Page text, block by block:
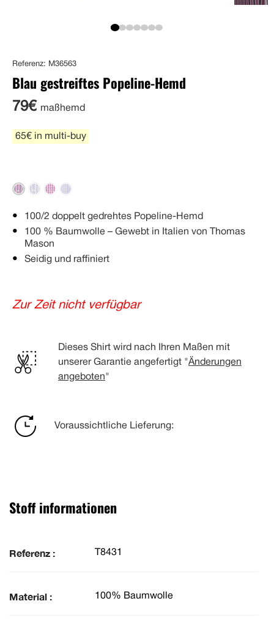
Referenz: M36563
Blau gestreiftes Popeline-Hemd
79€ maßhemd
65€ in multi-buy
100/2 doppelt gedrehtes Popeline-Hemd
100 % Baumwolle – Gewebt in Italien von Thomas
Mason
Seidig und raffiniert
Zur Zeit nicht verfügbar
Dieses Shirt wird nach Ihren Maßen mit
unserer Garantie angefertigt "Änderungen
angeboten"
Voraussichtliche Lieferung:
Stoff informationen
Referenz : T8431
Material : 100% Baumwolle